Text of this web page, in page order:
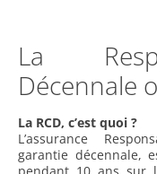
La
Décennale
La RCD, c’est quoi ?
L’assurance
garantie décennale,